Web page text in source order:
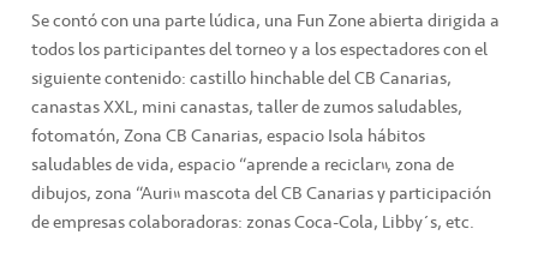
Se contó con una parte lúdica, una Fun Zone abierta dirigida a
todos los participantes del torneo y a los espectadores con el
siguiente contenido: castillo hinchable del CB Canarias,
canastas XXL, mini canastas, taller de zumos saludables,
fotomatón, Zona CB Canarias, espacio Isola hábitos
saludables de vida, espacio “aprende a reciclar”, zona de
dibujos, zona “Auri” mascota del CB Canarias y participación
de empresas colaboradoras: zonas Coca-Cola, Libby´s, etc.